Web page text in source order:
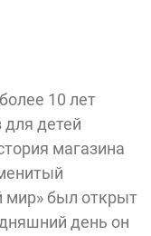
10 лет
детей
магазина
мир» был открыт
день он